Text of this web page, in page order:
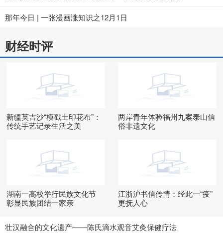
那年今日 | 一张漫画涨知识之12月1日
财经时评
新疆英吉沙“模戳土印花布”：
传统手艺记录生活之美
两岸青年体验福州九案泰山信
俗非遗文化
湖南一高校举行民族文化节
彰显民族团结一家亲
江浙沪书信传情：经此一“疫”
更抚人心
壮汉融合的文化遗产——陈氏滴水观音艾灸保健疗法